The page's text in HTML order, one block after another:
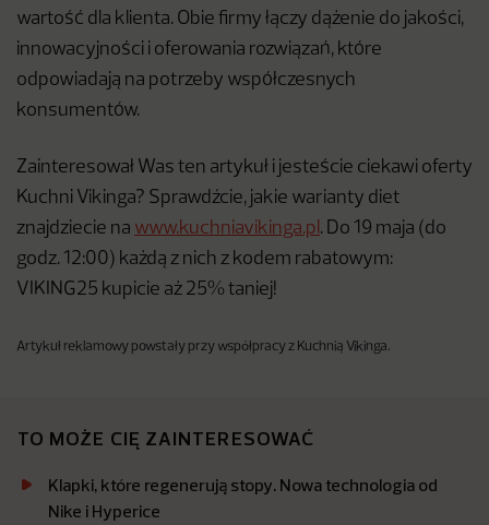
wartość dla klienta. Obie firmy łączy dążenie do jakości,
innowacyjności i oferowania rozwiązań, które
odpowiadają na potrzeby współczesnych
konsumentów.
Zainteresował Was ten artykuł i jesteście ciekawi oferty
Kuchni Vikinga? Sprawdźcie, jakie warianty diet
znajdziecie na www.kuchniavikinga.pl . Do 19 maja (do
godz. 12:00) każdą z nich z kodem rabatowym:
VIKING25 kupicie aż 25% taniej!
Artykuł reklamowy powstały przy współpracy z Kuchnią Vikinga.
TO MOŻE CIĘ ZAINTERESOWAĆ
Klapki, które regenerują stopy. Nowa technologia od
Nike i Hyperice